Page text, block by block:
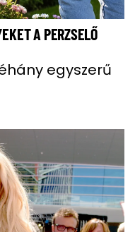
A PERZSELŐ
egyszerű